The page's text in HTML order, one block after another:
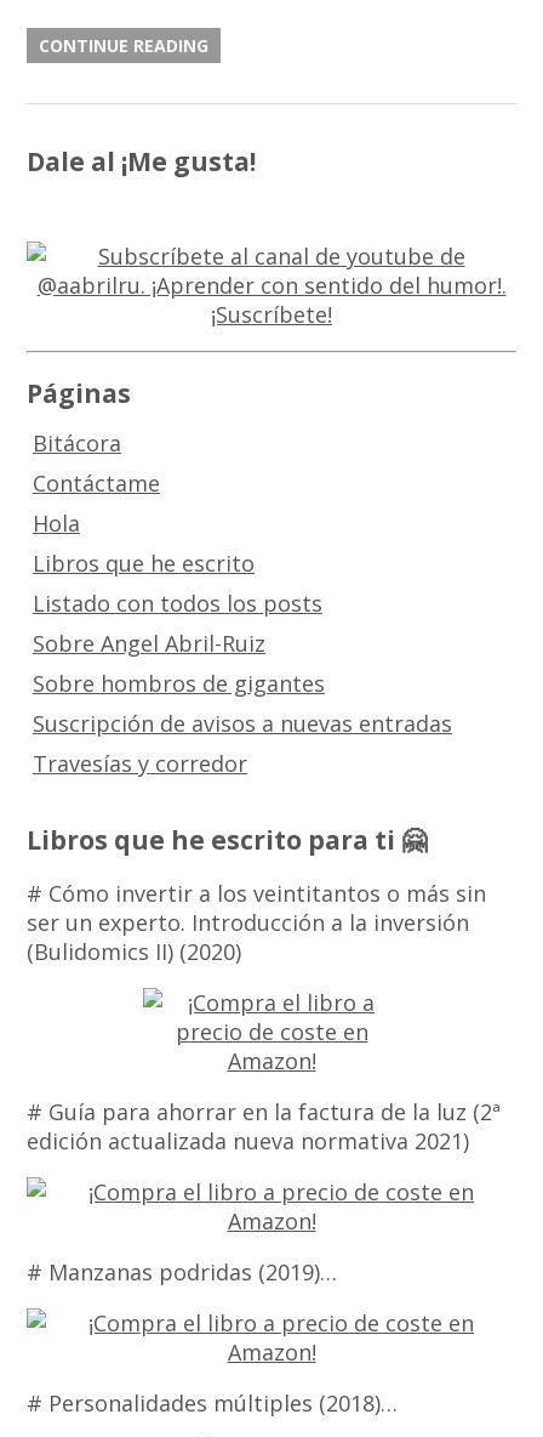
CONTINUE READING
Dale al ¡Me gusta!
Páginas
Bitácora
Contáctame
Hola
Libros que he escrito
Listado con todos los posts
Sobre Angel Abril-Ruiz
Sobre hombros de gigantes
Suscripción de avisos a nuevas entradas
Travesías y corredor
Libros que he escrito para ti 🤗
# Cómo invertir a los veintitantos o más sin
ser un experto. Introducción a la inversión
(Bulidomics II) (2020)
# Guía para ahorrar en la factura de la luz (2ª
edición actualizada nueva normativa 2021)
# Manzanas podridas (2019)…
# Personalidades múltiples (2018)…